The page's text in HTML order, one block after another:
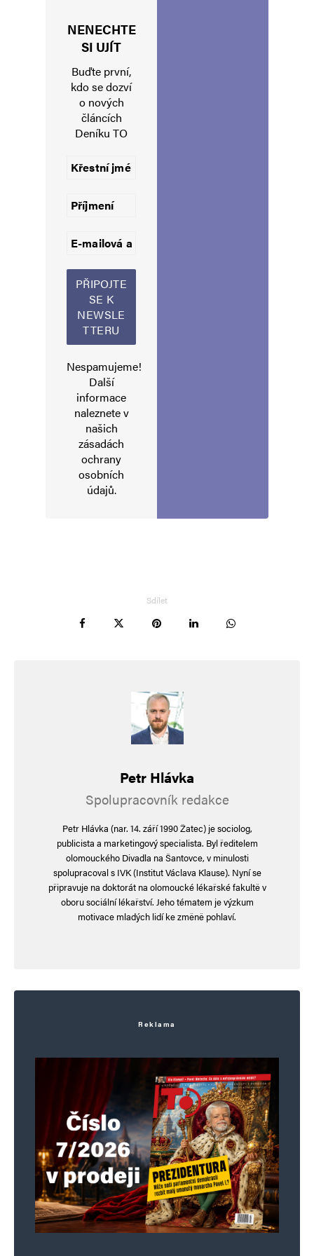
degenerace! 🙁
Navigace pro komentáře
Starší komentáře
Napsat komentář
Uložit do prohlížeče jméno, e-mail a webovou stránku pro budoucí
NENECHTE
SI UJÍT
Buďte první,
kdo se dozví
o nových
článcích
Deníku TO
Nespamujeme!
Další
informace
naleznete v
našich
zásadách
ochrany
osobních
údajů.
Sdílet
Petr Hlávka
Spolupracovník redakce
Petr Hlávka (nar. 14. září 1990 Žatec) je sociolog,
publicista a marketingový specialista. Byl ředitelem
olomouckého Divadla na Šantovce, v minulosti
spolupracoval s IVK (Institut Václava Klause). Nyní se
připravuje na doktorát na olomoucké lékařské fakultě v
oboru sociální lékařství. Jeho tématem je výzkum
motivace mladých lidí ke změně pohlaví.
Reklama